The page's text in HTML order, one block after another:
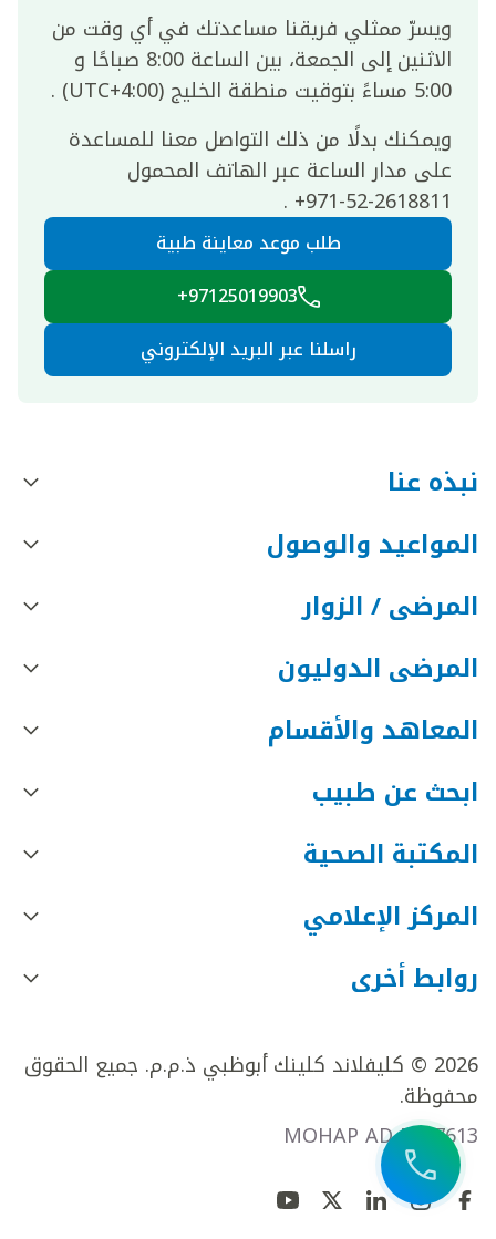
ويسرّ ممثلي فريقنا مساعدتك في أي وقت من
الاثنين إلى الجمعة، بين الساعة 8:00 صباحًا و
5:00 مساءً بتوقيت منطقة الخليج (UTC+4:00) .
ويمكنك بدلًا من ذلك التواصل معنا للمساعدة
على مدار الساعة عبر الهاتف المحمول
2618811-52-971+ .
طلب موعد معاينة طبية
97125019903+
راسلنا عبر البريد الإلكتروني
نبذه عنا
المواعيد والوصول
المرضى / الزوار
المرضى الدوليون
المعاهد والأقسام
ابحث عن طبيب
المكتبة الصحية
المركز الإعلامي
روابط أخرى
2026 © كليفلاند كلينك أبوظبي ذ.م.م. جميع الحقوق
محفوظة.
MOHAP AD FR27613